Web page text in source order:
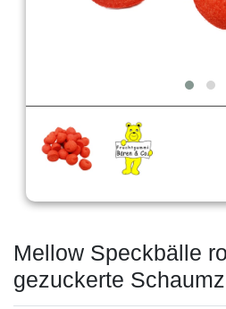
Mellow Speckbälle
gezuckerte